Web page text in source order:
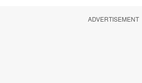
ADVERTISEMENT